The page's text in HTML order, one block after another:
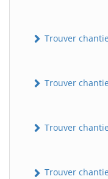
Trouver
Trouver
Trouver
Trouver